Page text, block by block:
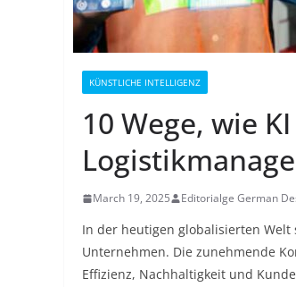
KÜNSTLICHE INTELLIGENZ
10 Wege, wie
March 19, 2025 Editorialge German
In der heutigen globalisierten
Unternehmen. Die zunehmende
Effizienz, Nachhaltigkeit und